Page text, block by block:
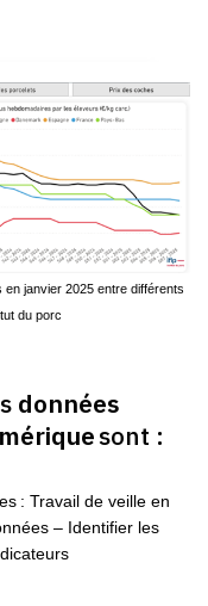
janvier 2025 entre différents
du porc
données
sont :
: Travail de veille en
– Identifier les